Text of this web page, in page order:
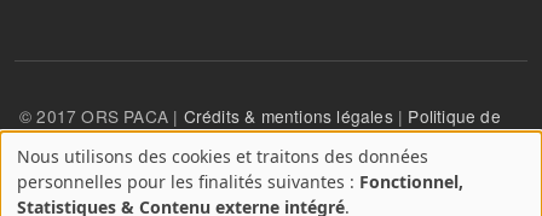
© 2017 ORS PACA | Crédits & mentions légales| Politique de
confidentialité
A
propos
Nous utilisons des cookies et traitons des données
personnelles pour les finalités suivantes : Fonctionnel,
Statistiques & Contenu externe intégré.